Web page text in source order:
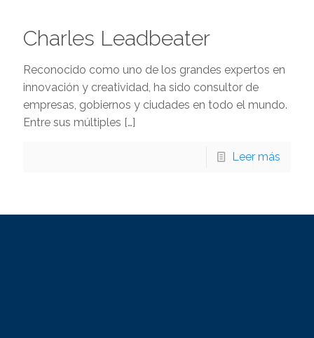
Charles Leadbeater
Reconocido como uno de los grandes expertos en
innovación y creatividad, ha sido consultor de
empresas, gobiernos y ciudades en todo el mundo.
Entre sus múltiples […]
Leer más